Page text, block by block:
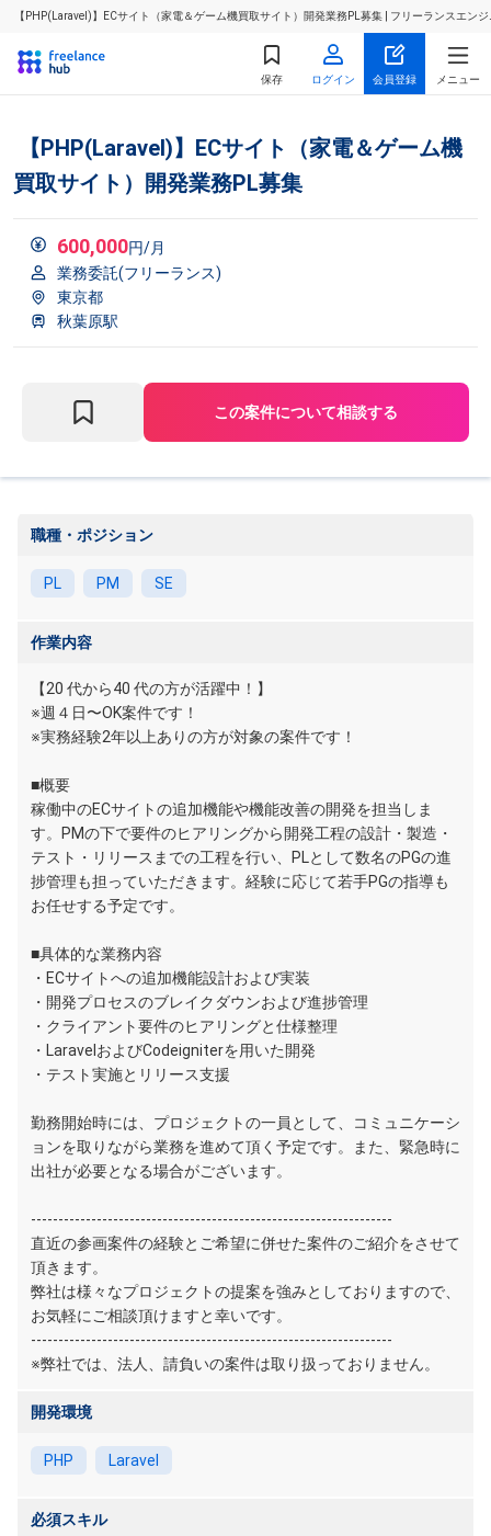
【PHP(Laravel)】ECサイト（家電＆ゲーム機買取サイト）開発業務PL募集 | フリーランスエン
保存 ログイン 会員登録 メニュー
【PHP(Laravel)】ECサイト（家電＆ゲーム機
買取サイト）開発業務PL募集
600,000円/月
業務委託(フリーランス)
東京都
秋葉原駅
この案件について相談する
職種・ポジション
PL PM SE
作業内容
【20 代から40 代の方が活躍中！】
※週４日〜OK案件です！
※実務経験2年以上ありの方が対象の案件です！
■概要
稼働中のECサイトの追加機能や機能改善の開発を担当しま
す。PMの下で要件のヒアリングから開発工程の設計・製造・
テスト・リリースまでの工程を行い、PLとして数名のPGの進
捗管理も担っていただきます。経験に応じて若手PGの指導も
お任せする予定です。
■具体的な業務内容
・ECサイトへの追加機能設計および実装
・開発プロセスのブレイクダウンおよび進捗管理
・クライアント要件のヒアリングと仕様整理
・LaravelおよびCodeigniterを用いた開発
・テスト実施とリリース支援
勤務開始時には、プロジェクトの一員として、コミュニケーシ
ョンを取りながら業務を進めて頂く予定です。また、緊急時に
出社が必要となる場合がございます。
------------------------------------------------------------------
直近の参画案件の経験とご希望に併せた案件のご紹介をさせて
頂きます。
弊社は様々なプロジェクトの提案を強みとしておりますので、
お気軽にご相談頂けますと幸いです。
------------------------------------------------------------------
※弊社では、法人、請負いの案件は取り扱っておりません。
開発環境
PHP Laravel
必須スキル